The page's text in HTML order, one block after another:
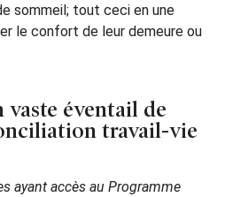
sommeil; tout ceci en une
le confort de leur demeure ou
éventail de
travail-vie
ayant accès au Programme